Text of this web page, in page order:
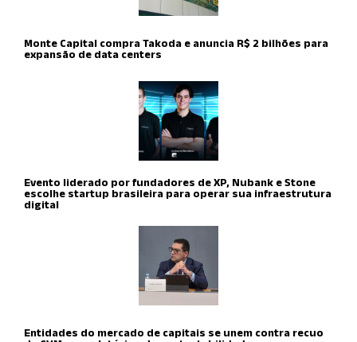
Monte Capital compra Takoda e anuncia R$ 2 bilhões para
expansão de data centers
Evento liderado por fundadores de XP, Nubank e Stone
escolhe startup brasileira para operar sua infraestrutura
digital
Entidades do mercado de capitais se unem contra recuo